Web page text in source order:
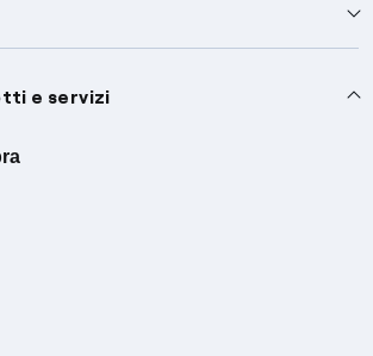
delle controversie
e servizi